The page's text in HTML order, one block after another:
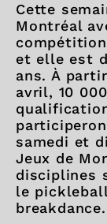
Cette
Montréal
et elle est
ans. À
avril, 10
samedi et
Jeux de
disciplines
le